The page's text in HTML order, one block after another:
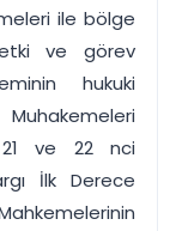
ile bölge
ve görev
hukuki
21 ve 22 nci
İlk Derece